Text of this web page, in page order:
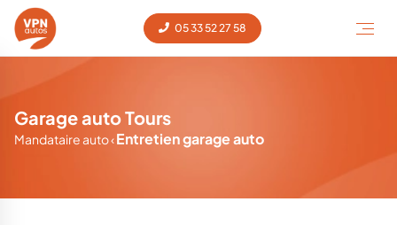
05 33 52 27 58
Garage auto Tours
Mandataire auto‹Entretien garage auto